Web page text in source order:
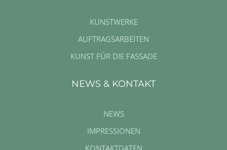
KUNSTWERKE
AUFTRAGSARBEITEN
KUNST FÜR DIE FASSADE
NEWS & KONTAKT
NEWS
IMPRESSIONEN
KONTAKTDATEN